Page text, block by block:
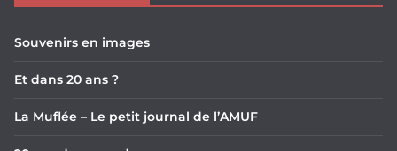
Souvenirs en images
Et dans 20 ans ?
La Muflée – Le petit journal de l’AMUF